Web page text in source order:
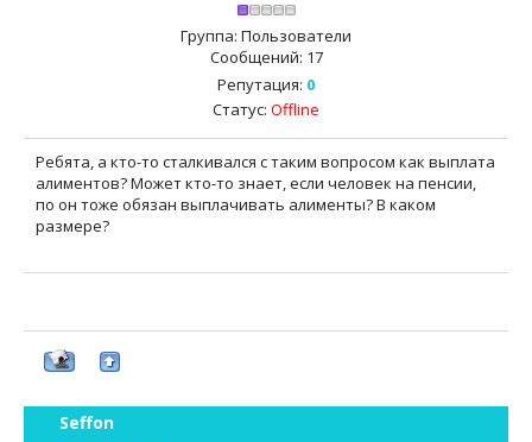
Группа: Пользователи
Сообщений: 17
Репутация: 0
Статус: Offline
Ребята, а кто-то сталкивался с таким вопросом как выплата
алиментов? Может кто-то знает, если человек на пенсии,
по он тоже обязан выплачивать алименты? В каком
размере?
Seffon